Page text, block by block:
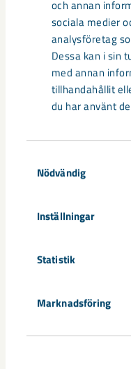
och annan
sociala medier
analysföretag
Dessa kan i sin
med annan
tillhandahållit
du har använt
Nödvändig
Inställningar
Statistik
Marknadsföring
Taggar
Relaterat